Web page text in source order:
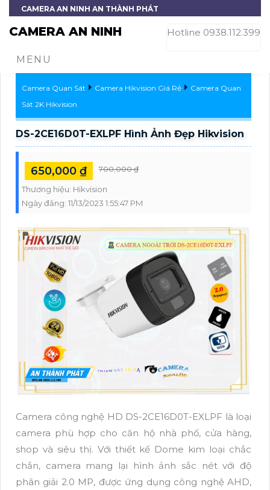
CAMERA AN NINH AN THÀNH PHÁT
CAMERA AN NINH Hotline 0938.112.399
MENU
Camera Quan Sát Camera Hikvision Giá Rẻ
Camera Quan
Sát 2K Hikvision
DS-2CE16D0T-EXLPF Hình Ảnh Đẹp Hikvision
650,000 ₫ 700,000 ₫
Thương hiệu: Hikvision
Ngày đăng: 11/13/2023 1:55:47 PM
Camera công nghệ HD DS-2CE16D0T-EXLPF là loại
camera phù hợp cho căn hộ nhà phố, cửa hàng,
shop và siêu thị. Với thiết kế Dome kim loại chắc
chắn, camera mang lại hình ảnh sắc nét với độ
phân giải 2.0 MP, được ứng dụng công nghệ AHD,